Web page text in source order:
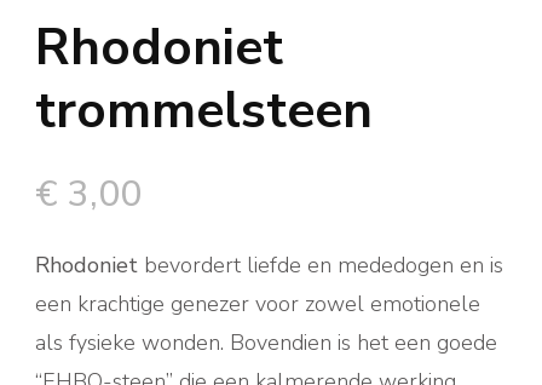
Rhodoniet
trommelsteen
€ 3,00
Rhodoniet bevordert liefde en mededogen en is
een krachtige genezer voor zowel emotionele
als fysieke wonden. Bovendien is het een goede